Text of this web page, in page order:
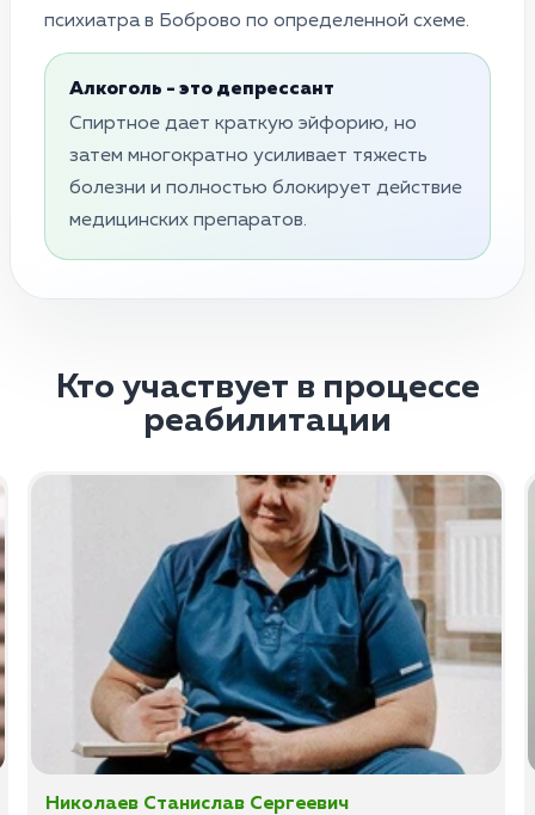
психиатра в Боброво по определенной схеме.
Алкоголь - это депрессант
Спиртное дает краткую эйфорию, но
затем многократно усиливает тяжесть
болезни и полностью блокирует действие
медицинских препаратов.
Кто участвует в процессе
реабилитации
Николаев Станислав Сергеевич